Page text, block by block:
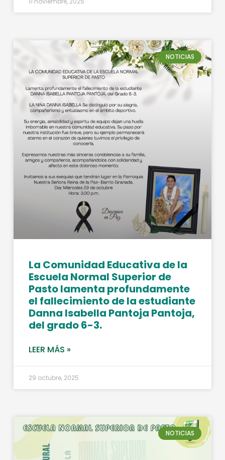
NOTICIAS
La Comunidad Educativa de la
Escuela Normal Superior de
Pasto lamenta profundamente
el fallecimiento de la estudiante
Danna Isabella Pantoja Pantoja,
del grado 6-3.
LEER MÁS »
29 octubre, 2025
NOTICIAS